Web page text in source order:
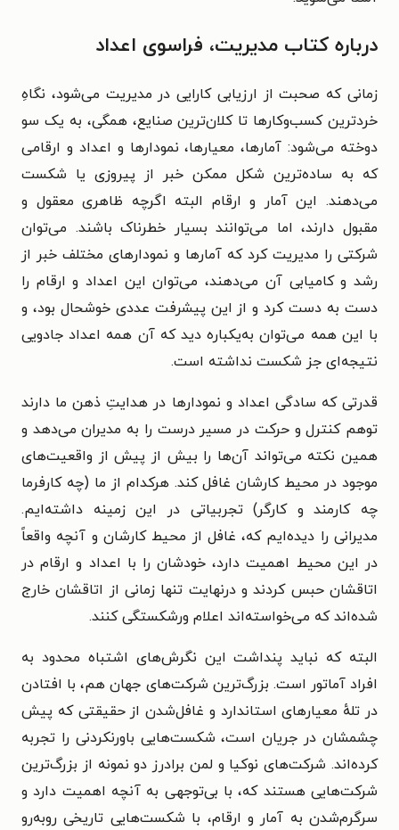
درباره کتاب مدیریت، فراسوی اعداد
زمانی که صحبت از ارزیابی کارایی در مدیریت می‌شود، نگاهِ
خردترین کسب‌وکارها تا کلان‌ترین صنایع، همگی، به یک سو
دوخته می‌شود: آمارها، معیارها، نمودارها و اعداد و ارقامی
که به ساده‌ترین شکل ممکن خبر از پیروزی یا شکست
می‌دهند. این آمار و ارقام البته اگرچه ظاهری معقول و
مقبول دارند، اما می‌توانند بسیار خطرناک باشند. می‌توان
شرکتی را مدیریت کرد که آمارها و نمودارهای مختلف خبر از
رشد و کامیابی آن می‌دهند، می‌توان این اعداد و ارقام را
دست به دست کرد و از این پیشرفت عددی خوشحال بود، و
با این همه می‌توان به‌یکباره دید که آن همه اعداد جادویی
نتیجه‌ای جز شکست نداشته است.
قدرتی که سادگی اعداد و نمودارها در هدایتِ ذهن ما دارند
توهم کنترل و حرکت در مسیر درست را به مدیران می‌دهد و
همین نکته می‌تواند آن‌ها را بیش از پیش از واقعیت‌های
موجود در محیط کارشان غافل کند. هرکدام از ما (چه کارفرما
چه کارمند و کارگر) تجربیاتی در این زمینه داشته‌ایم.
مدیرانی را دیده‌ایم که، غافل از محیط کارشان و آنچه واقعاً
در این محیط اهمیت دارد، خودشان را با اعداد و ارقام در
اتاقشان حبس کردند و درنهایت تنها زمانی از اتاقشان خارج
شده‌اند که می‌خواسته‌اند اعلام ورشکستگی کنند.
البته که نباید پنداشت این نگرش‌های اشتباه محدود به
افراد آماتور است. بزرگ‌ترین شرکت‌های جهان هم، با افتادن
در تلهٔ معیارهای استاندارد و غافل‌شدن از حقیقتی که پیش
چشمشان در جریان است، شکست‌هایی باورنکردنی را تجربه
کرده‌اند. شرکت‌های نوکیا و لمن برادرز دو نمونه از بزرگ‌ترین
شرکت‌هایی هستند که، با بی‌توجهی به آنچه اهمیت دارد و
سرگرم‌شدن به آمار و ارقام، با شکست‌هایی تاریخی روبه‌رو